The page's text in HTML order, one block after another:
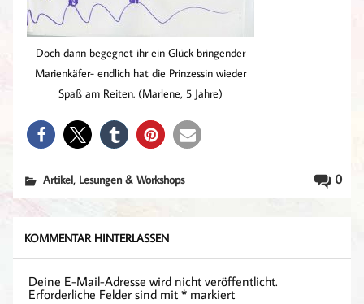
Doch dann begegnet ihr ein Glück bringender
Marienkäfer- endlich hat die Prinzessin wieder
Spaß am Reiten. (Marlene, 5 Jahre)
0
Artikel, Lesungen & Workshops
KOMMENTAR HINTERLASSEN
Deine E-Mail-Adresse wird nicht veröffentlicht.
Erforderliche Felder sind mit* markiert